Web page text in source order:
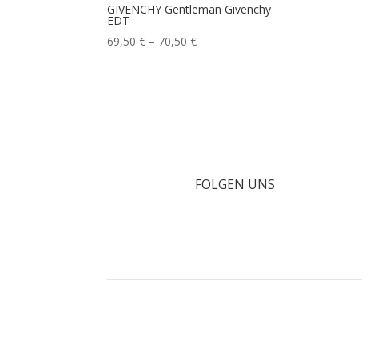
GIVENCHY Gentleman Givenchy
EDT
69,50€ – 70,50€Preisspanne:
FOLGEN UNS